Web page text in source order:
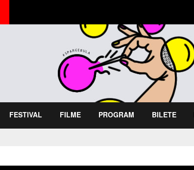
FESTIVAL FILME PROGRAM BILETE